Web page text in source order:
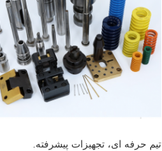
تیم حرفه ای، تجهیزات پیشرفته.